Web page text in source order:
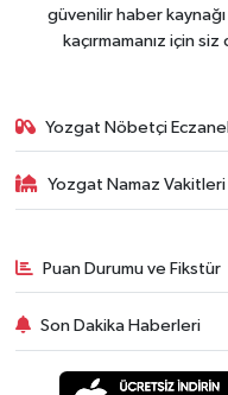
güvenilir haber
kaçırmamanız için siz
Yozgat Nöbetçi
Yozgat Namaz Vakitleri
Puan Durumu ve Fikstür
Son Dakika Haberleri